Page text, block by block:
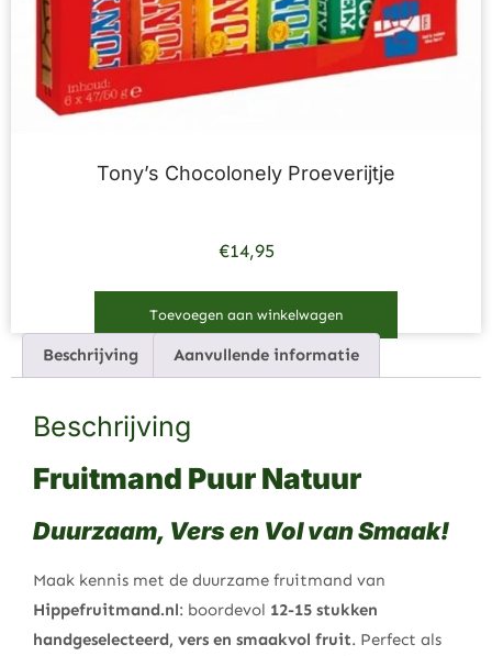
Tony’s Chocolonely Proeverijtje
€14,95
Toevoegen aan winkelwagen
Beschrijving Aanvullende informatie
Beschrijving
Fruitmand Puur Natuur
Duurzaam, Vers en Vol van Smaak!
Maak kennis met de duurzame fruitmand van
Hippefruitmand.nl: boordevol 12-15 stukken
handgeselecteerd, vers en smaakvol fruit. Perfect als